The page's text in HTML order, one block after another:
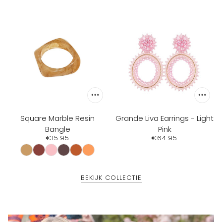
Square Marble Resin
Bangle
€15.95
Grande Liva Earrings - Light
Pink
€64.95
BEKIJK COLLECTIE